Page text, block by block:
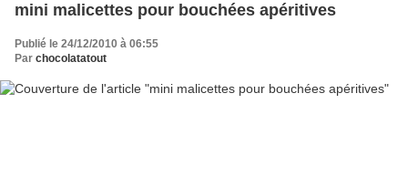
mini malicettes pour bouchées apéritives
Publié le 24/12/2010 à 06:55
Par chocolatatout